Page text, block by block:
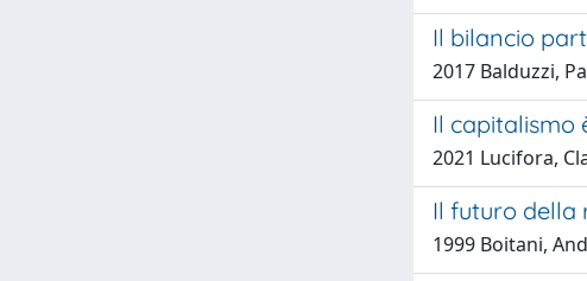
Il bilancio
2017 Balduzzi,
Il capitalismo
2021 Lucifora,
Il futuro della
1999 Boitani,